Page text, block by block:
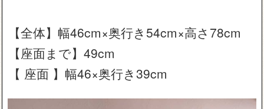
【全体】幅46cm×奥行き54cm×高さ78cm
【座面まで】49cm
【 座面 】幅46×奥行き39cm